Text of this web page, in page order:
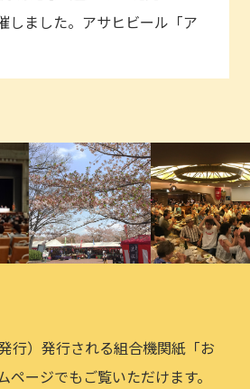
しました。アサヒビール「ア
行）発行される組合機関紙「お
ージでもご覧いただけます。